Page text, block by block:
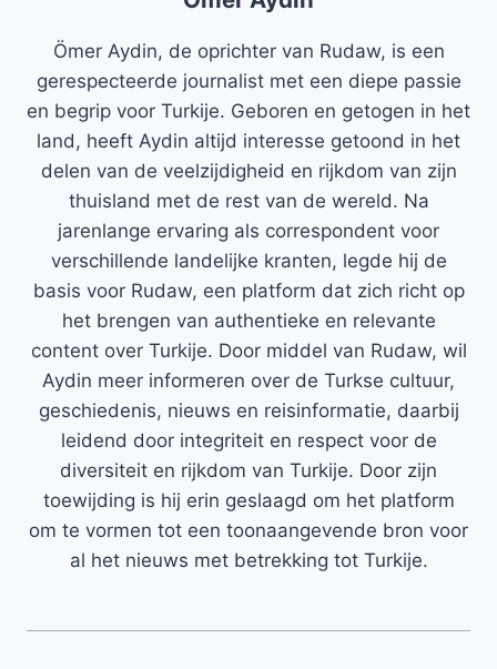
Ömer Aydin, de oprichter van Rudaw, is een
gerespecteerde journalist met een diepe passie
en begrip voor Turkije. Geboren en getogen in het
land, heeft Aydin altijd interesse getoond in het
delen van de veelzijdigheid en rijkdom van zijn
thuisland met de rest van de wereld. Na
jarenlange ervaring als correspondent voor
verschillende landelijke kranten, legde hij de
basis voor Rudaw, een platform dat zich richt op
het brengen van authentieke en relevante
content over Turkije. Door middel van Rudaw, wil
Aydin meer informeren over de Turkse cultuur,
geschiedenis, nieuws en reisinformatie, daarbij
leidend door integriteit en respect voor de
diversiteit en rijkdom van Turkije. Door zijn
toewijding is hij erin geslaagd om het platform
om te vormen tot een toonaangevende bron voor
al het nieuws met betrekking tot Turkije.